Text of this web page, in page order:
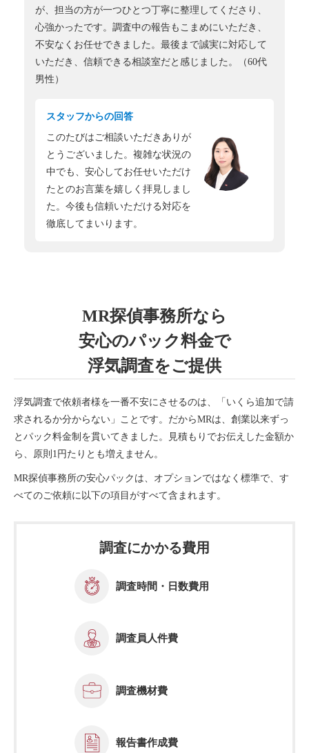
が、担当の方が一つひとつ丁寧に整理してくださり、
心強かったです。調査中の報告もこまめにいただき、
不安なくお任せできました。最後まで誠実に対応して
いただき、信頼できる相談室だと感じました。（60代
男性）
スタッフからの回答
このたびはご相談いただきありが
とうございました。複雑な状況の
中でも、安心してお任せいただけ
たとのお言葉を嬉しく拝見しまし
た。今後も信頼いただける対応を
徹底してまいります。
MR探偵事務所なら
安心のパック料金で
浮気調査をご提供
浮気調査で依頼者様を一番不安にさせるのは、「いくら追加で請
求されるか分からない」ことです。だからMRは、創業以来ずっ
とパック料金制を貫いてきました。見積もりでお伝えした金額か
ら、原則1円たりとも増えません。
MR探偵事務所の安心パックは、オプションではなく標準で、す
べてのご依頼に以下の項目がすべて含まれます。
調査にかかる費用
調査時間・日数費用
調査員人件費
調査機材費
報告書作成費